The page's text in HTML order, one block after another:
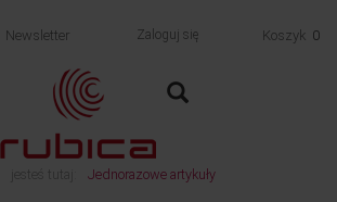
Newsletter Zaloguj się Koszyk 0
jesteś tutaj: Jednorazowe artykuły